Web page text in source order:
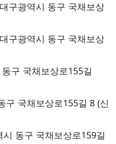
대구광역시 동구 국채보상
대구광역시 동구 국채보상
구 국채보상로155길
구 국채보상로155길 8 (신
시 동구 국채보상로159길